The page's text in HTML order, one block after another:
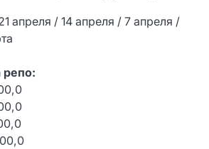
апреля / 14 апреля / 7 апреля /
репо: